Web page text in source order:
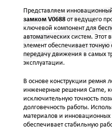
Представляем
замком V0688 от ведущего
ключевой компонент для
автоматических систем. Этот
элемент обеспечивает
передачу движения в самых
эксплуатации.
В основе конструкции ремня
инженерные решения Came,
исключительную точность
долговечность работы.
материалов и инновационных
обеспечивает стабильную